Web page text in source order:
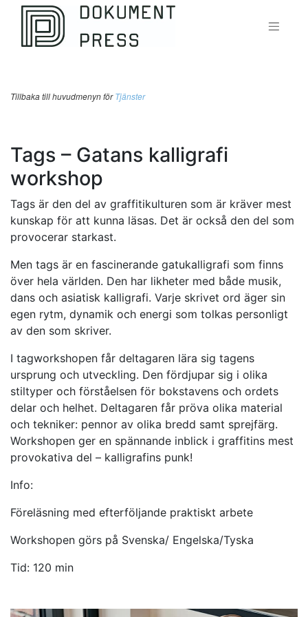
Tillbaka till huvudmenyn förTjänster
Tags – Gatans kalligrafi
workshop
Tags är den del av graffitikulturen som är kräver mest
kunskap för att kunna läsas. Det är också den del som
provocerar starkast.
Men tags är en fascinerande gatukalligrafi som finns
över hela världen. Den har likheter med både musik,
dans och asiatisk kalligrafi. Varje skrivet ord äger sin
egen rytm, dynamik och energi som tolkas personligt
av den som skriver.
I tagworkshopen får deltagaren lära sig tagens
ursprung och utveckling. Den fördjupar sig i olika
stiltyper och förståelsen för bokstavens och ordets
delar och helhet. Deltagaren får pröva olika material
och tekniker: pennor av olika bredd samt sprejfärg.
Workshopen ger en spännande inblick i graffitins mest
provokativa del – kalligrafins punk!
Info:
Föreläsning med efterföljande praktiskt arbete
Workshopen görs på Svenska/ Engelska/Tyska
Tid: 120 min